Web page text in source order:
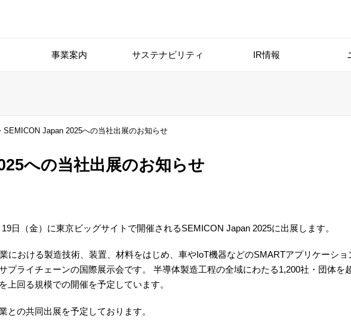
事業案内 サステナビリティ IR情報
SEMICON Japan 2025への当社出展のお知らせ
への当社出展のお知らせ
日（金）に東京ビッグサイトで開催されるSEMICON Japan 2025に出展します。
における製造技術、装置、材料をはじめ、車やIoT機器などのSMARTアプリケーショ
プライチェーンの国際展示会です。 半導体製造工程の全域にわたる1,200社・団体を
上回る規模での開催を予定しています。
との共同出展を予定しております。